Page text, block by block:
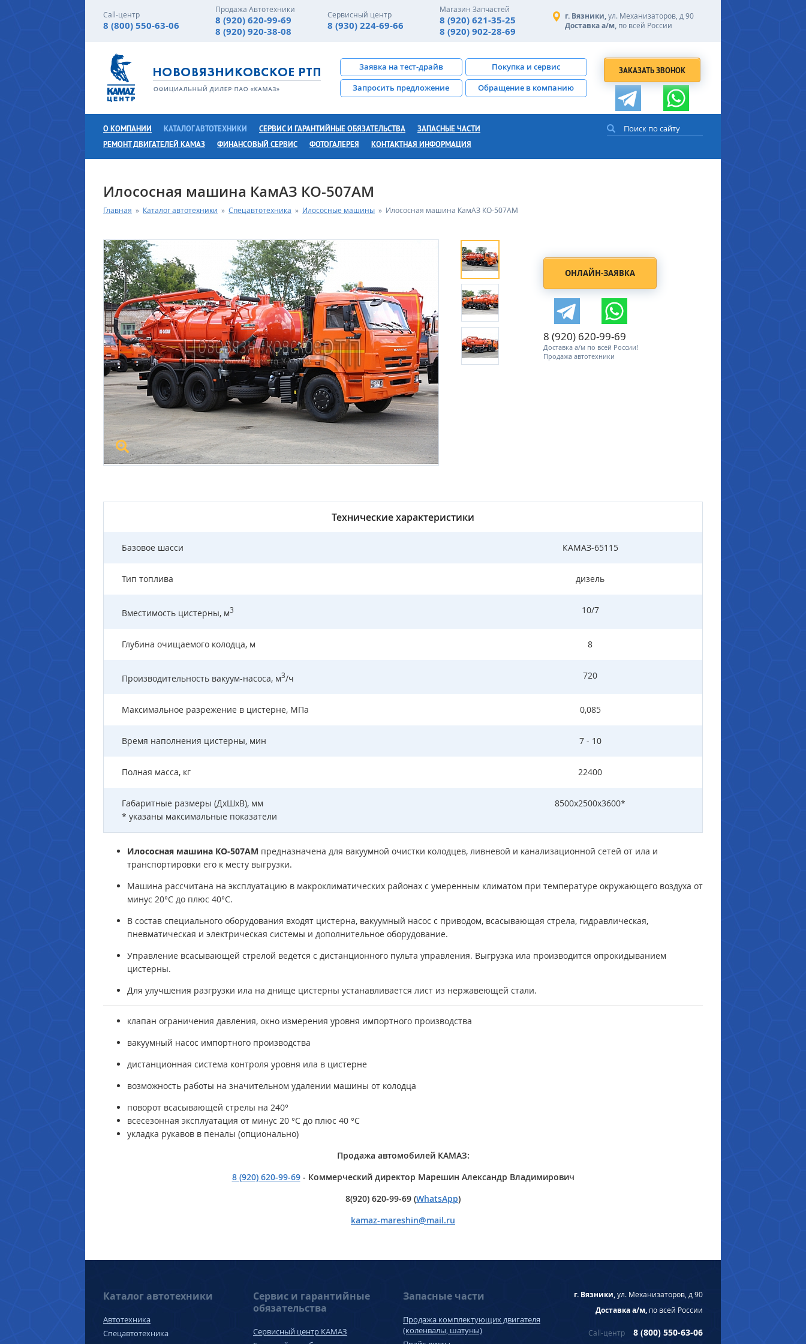
Call-центр
8 (800) 550-63-06
Продажа Автотехники
8 (920) 620-99-69
8 (920) 920-38-08
Сервисный центр
8 (930) 224-69-66
Магазин Запчастей
8 (920) 621-35-25
8 (920) 902-28-69
г. Вязники,ул. Механизаторов, д 90
Доставка а/м, по всей России
ЗАКАЗАТЬ ЗВОНОК
Заявка на тест-драйв
Покупка и сервис
Запросить предложение
Обращение в компанию
О КОМПАНИИ КАТАЛОГ АВТОТЕХНИКИ СЕРВИС И ГАРАНТИЙНЫЕ ОБЯЗАТЕЛЬСТВА
ЗАПАСНЫЕ ЧАСТИ
РЕМОНТ ДВИГАТЕЛЕЙ КАМАЗ
ФИНАНСОВЫЙ СЕРВИС ФОТОГАЛЕРЕЯ КОНТАКТНАЯ ИНФОРМАЦИЯ
Илососная машина КамАЗ КО-507АМ
Главная » Каталог автотехники » Спецавтотехника » Илососные машины » Илососная машина КамАЗ КО-507АМ
ОНЛАЙН-ЗАЯВКА
8 (920) 620-99-69
Доставка а/м по всей России!
Продажа автотехники
Технические характеристики
Базовое шасси КАМАЗ-65115
Тип топлива дизель
Вместимость цистерны, м3 10/7
Глубина очищаемого колодца, м 8
Производительность вакуум-насоса, м3/ч 720
Максимальное разрежение в цистерне, МПа 0,085
Время наполнения цистерны, мин 7 - 10
Полная масса, кг 22400
Габаритные размеры (ДхШхВ), мм
* указаны максимальные показатели
8500х2500х3600*
Илососная машина КО-507АМ предназначена для вакуумной очистки колодцев, ливневой и канализационной сетей от ила и
транспортировки его к месту выгрузки.
Машина рассчитана на эксплуатацию в макроклиматических районах с умеренным климатом при температуре окружающего воздуха от
минус 20°С до плюс 40°С.
В состав специального оборудования входят цистерна, вакуумный насос с приводом, всасывающая стрела, гидравлическая,
пневматическая и электрическая системы и дополнительное оборудование.
Управление всасывающей стрелой ведётся с дистанционного пульта управления. Выгрузка ила производится опрокидыванием
цистерны.
Для улучшения разгрузки ила на днище цистерны устанавливается лист из нержавеющей стали.
клапан ограничения давления, окно измерения уровня импортного производства
вакуумный насос импортного производства
дистанционная система контроля уровня ила в цистерне
возможность работы на значительном удалении машины от колодца
поворот всасывающей стрелы на 240°
всесезонная эксплуатация от минус 20 °С до плюс 40 °С
укладка рукавов в пеналы (опционально)
Продажа автомобилей КАМАЗ:
8 (920) 620-99-69- Коммерческий директор Марешин Александр Владимирович
8(920) 620-99-69 (WhatsApp)
kamaz-mareshin@mail.ru
Каталог автотехники
Автотехника
Спецавтотехника
Сервис и гарантийные
обязательства
Сервисный центр КАМАЗ
Запасные части
Продажа комплектующих двигателя
(коленвалы, шатуны)
г. Вязники,ул. Механизаторов, д 90
Доставка а/м, по всей России
Call-центр
8 (800) 550-63-06